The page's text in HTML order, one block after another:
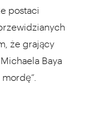
postaci
że grający
Baya